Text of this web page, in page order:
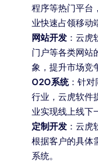
程序等热门平台
业快速占领移动
网站开发：云虎
门户等各类网站
象，提升市场竞
O2O系统：针对
行业，云虎软件
业实现线上线下
定制开发：云虎
根据客户的具体
系统。